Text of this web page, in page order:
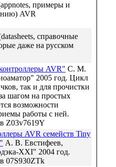
примеры и
AVR
справочные
даже на русском
AVR" С. М.
2005 год. Цикл
так и для прочистки
шагом на простых
возможности
работы с ней.
Z03v7619Y
AVR семейств Tiny
А. В. Евстифеев,
XXI" 2004 год.
07S930ZTk